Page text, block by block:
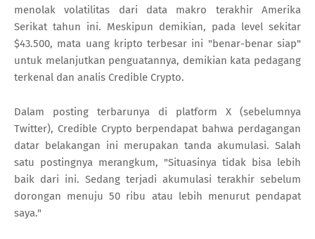
menolak volatilitas dari data makro terakhir Amerika
Serikat tahun ini. Meskipun demikian, pada level sekitar
$43.500, mata uang kripto terbesar ini "benar-benar siap"
untuk melanjutkan penguatannya, demikian kata pedagang
terkenal dan analis Credible Crypto.
Dalam posting terbarunya di platform X (sebelumnya
Twitter), Credible Crypto berpendapat bahwa perdagangan
datar belakangan ini merupakan tanda akumulasi. Salah
satu postingnya merangkum, "Situasinya tidak bisa lebih
baik dari ini. Sedang terjadi akumulasi terakhir sebelum
dorongan menuju 50 ribu atau lebih menurut pendapat
saya."